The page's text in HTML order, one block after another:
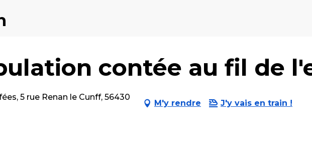
contée au fil de
5 rue Renan le Cunff, 56430
M'y rendre J'y vais en train !